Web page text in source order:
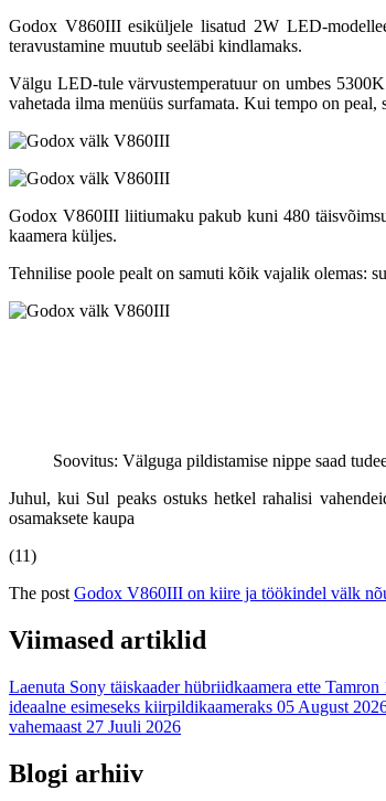
Godox V860III esiküljele lisatud 2W LED-
teravustamine muutub seeläbi kindlamaks.
Välgu LED-tule värvustemperatuur on umbes
vahetada ilma menüüs surfamata. Kui tempo on
Godox V860III liitiumaku pakub kuni 480
kaamera küljes.
Tehnilise poole pealt on samuti kõik vajalik olemas:
Soovitus: Välguga pildistamise nippe saad
Juhul, kui Sul peaks ostuks hetkel rahalisi
osamaksete kaupa
(11)
The post Godox V860III on kiire ja töökindel välk
Viimased artiklid
Laenuta Sony täiskaader hübriidkaamera ette
ideaalne esimeseks kiirpildikaameraks 05 August
vahemaast 27 Juuli 2026
Blogi arhiiv